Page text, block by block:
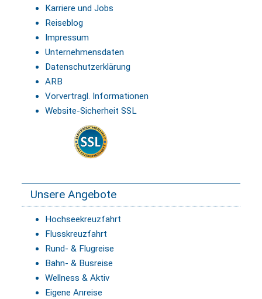
Karriere und Jobs
Reiseblog
Impressum
Unternehmensdaten
Datenschutzerklärung
ARB
Vorvertragl. Informationen
Website-Sicherheit SSL
Unsere Angebote
Hochseekreuzfahrt
Flusskreuzfahrt
Rund- & Flugreise
Bahn- & Busreise
Wellness & Aktiv
Eigene Anreise